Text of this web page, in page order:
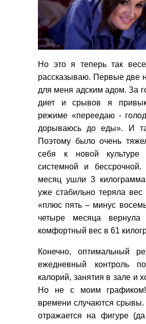
Но это я теперь так
рассказываю. Первые две
для меня адским адом. За
диет и срывов я
режиме «переедаю -
дорываюсь до еды». И
Поэтому было очень
себя к новой культуре
системной и
месяц ушли 3
уже стабильно теряла вес
«плюс пять – минус
четыре месяца
комфортный вес в 61
Конечно, оптимальный
ежедневный контроль
калорий, занятия в зале и
Но не с моим
времени случаются срывы.
отражается на фигуре